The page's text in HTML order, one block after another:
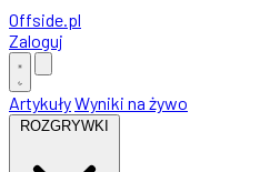
Offside.pl
Zaloguj
ArtykułyWyniki na żywo
ROZGRYWKI